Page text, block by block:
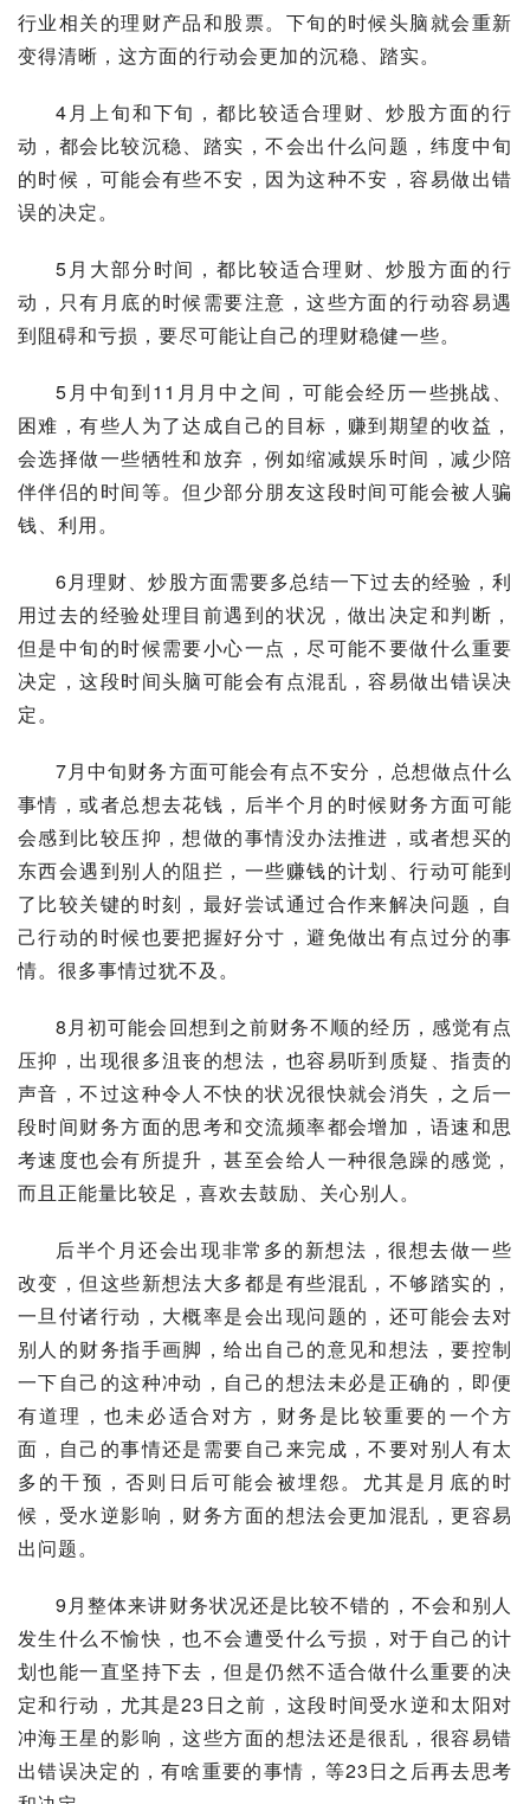
行业相关的理财产品和股票。下旬的时候头脑就会重新
变得清晰，这方面的行动会更加的沉稳、踏实。
4月上旬和下旬，都比较适合理财、炒股方面的行
动，都会比较沉稳、踏实，不会出什么问题，纬度中旬
的时候，可能会有些不安，因为这种不安，容易做出错
误的决定。
5月大部分时间，都比较适合理财、炒股方面的行
动，只有月底的时候需要注意，这些方面的行动容易遇
到阻碍和亏损，要尽可能让自己的理财稳健一些。
5月中旬到11月月中之间，可能会经历一些挑战、
困难，有些人为了达成自己的目标，赚到期望的收益，
会选择做一些牺牲和放弃，例如缩减娱乐时间，减少陪
伴伴侣的时间等。但少部分朋友这段时间可能会被人骗
钱、利用。
6月理财、炒股方面需要多总结一下过去的经验，利
用过去的经验处理目前遇到的状况，做出决定和判断，
但是中旬的时候需要小心一点，尽可能不要做什么重要
决定，这段时间头脑可能会有点混乱，容易做出错误决
定。
7月中旬财务方面可能会有点不安分，总想做点什么
事情，或者总想去花钱，后半个月的时候财务方面可能
会感到比较压抑，想做的事情没办法推进，或者想买的
东西会遇到别人的阻拦，一些赚钱的计划、行动可能到
了比较关键的时刻，最好尝试通过合作来解决问题，自
己行动的时候也要把握好分寸，避免做出有点过分的事
情。很多事情过犹不及。
8月初可能会回想到之前财务不顺的经历，感觉有点
压抑，出现很多沮丧的想法，也容易听到质疑、指责的
声音，不过这种令人不快的状况很快就会消失，之后一
段时间财务方面的思考和交流频率都会增加，语速和思
考速度也会有所提升，甚至会给人一种很急躁的感觉，
而且正能量比较足，喜欢去鼓励、关心别人。
后半个月还会出现非常多的新想法，很想去做一些
改变，但这些新想法大多都是有些混乱，不够踏实的，
一旦付诸行动，大概率是会出现问题的，还可能会去对
别人的财务指手画脚，给出自己的意见和想法，要控制
一下自己的这种冲动，自己的想法未必是正确的，即便
有道理，也未必适合对方，财务是比较重要的一个方
面，自己的事情还是需要自己来完成，不要对别人有太
多的干预，否则日后可能会被埋怨。尤其是月底的时
候，受水逆影响，财务方面的想法会更加混乱，更容易
出问题。
9月整体来讲财务状况还是比较不错的，不会和别人
发生什么不愉快，也不会遭受什么亏损，对于自己的计
划也能一直坚持下去，但是仍然不适合做什么重要的决
定和行动，尤其是23日之前，这段时间受水逆和太阳对
冲海王星的影响，这些方面的想法还是很乱，很容易错
出错误决定的，有啥重要的事情，等23日之后再去思考